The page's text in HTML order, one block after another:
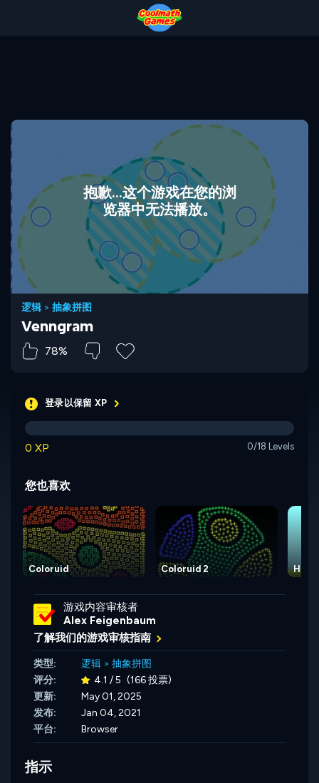
抱歉...这个游戏在您的浏
览器中无法播放。
逻辑 > 抽象拼图
Venngram
78%
登录以保留 XP
0 XP 0/18 Levels
您也喜欢
Coloruid Coloruid 2
游戏内容审核者
Alex Feigenbaum
了解我们的游戏审核指南
类型: 逻辑 > 抽象拼图
评分:
4.1 / 5 (166 投票)
更新:
May 01, 2025
发布:
Jan 04, 2021
平台:
Browser
指示